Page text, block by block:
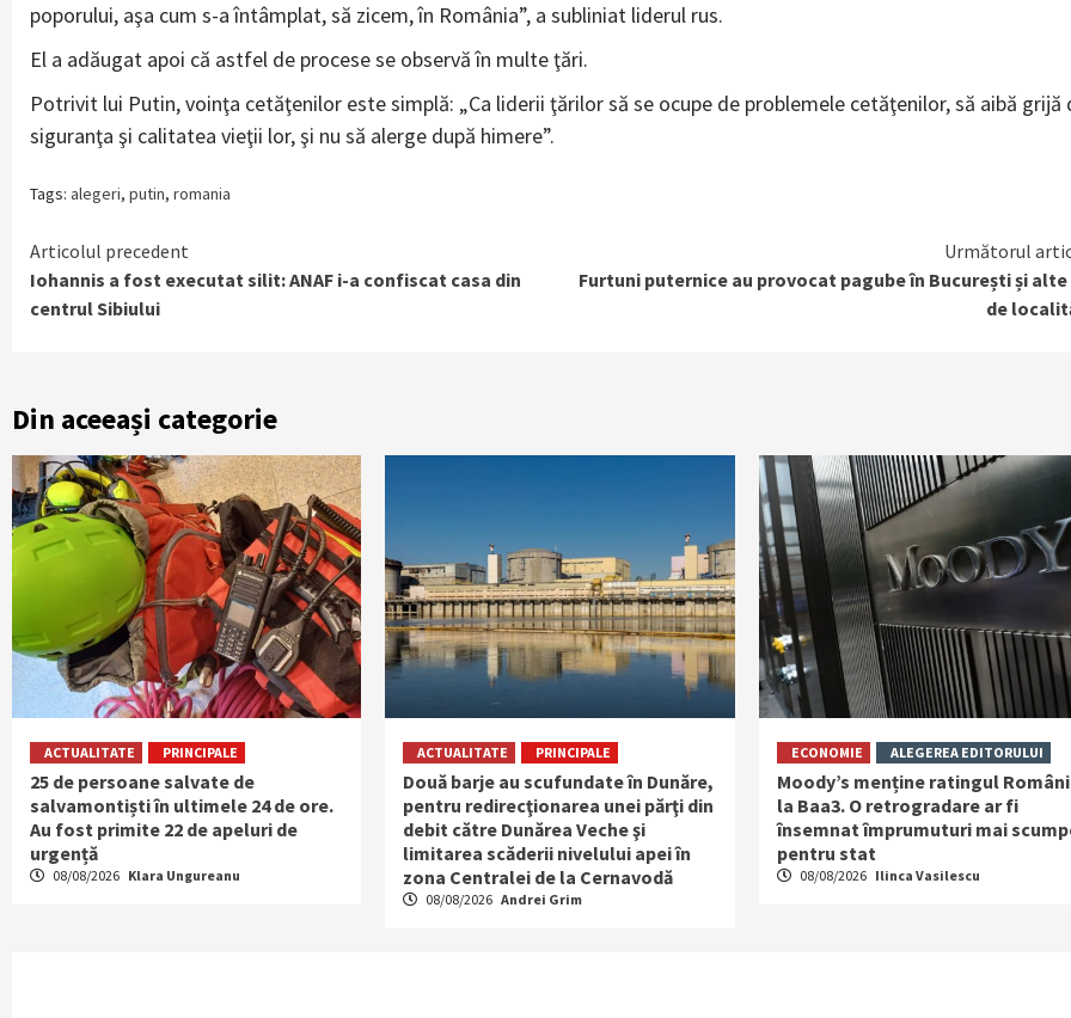
poporului, aşa cum s-a întâmplat, să zicem, în România”, a subliniat liderul rus.
El a adăugat apoi că astfel de procese se observă în multe ţări.
Potrivit lui Putin, voinţa cetăţenilor este simplă: „Ca liderii ţărilor să se ocupe de problemele cetăţenilor, să aibă grijă
siguranţa şi calitatea vieţii lor, şi nu să alerge după himere”.
Tags: alegeri, putin, romania
Continue
Reading
Articolul precedent
Iohannis a fost executat silit: ANAF i-a confiscat casa din
centrul Sibiului
Următorul
Furtuni puternice au provocat pagube în București și alte
de
Din aceeași categorie
ACTUALITATE PRINCIPALE
25 de persoane salvate de
salvamontiști în ultimele 24 de ore.
Au fost primite 22 de apeluri de
urgență
08/08/2026 Klara Ungureanu
ACTUALITATE PRINCIPALE
Două barje au scufundate în Dunăre,
pentru redirecţionarea unei părţi din
debit către Dunărea Veche şi
limitarea scăderii nivelului apei în
zona Centralei de la Cernavodă
08/08/2026 Andrei Grim
ECONOMIE ALEGEREA EDITORULUI
Moody’s menține ratingul
la Baa3. O retrogradare ar fi
însemnat împrumuturi mai
pentru stat
08/08/2026 Ilinca Vasilescu